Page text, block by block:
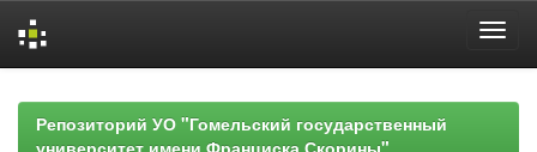
navigationРепозиторий УО "Гомельский государственный
университет имени Франциска Скорины"